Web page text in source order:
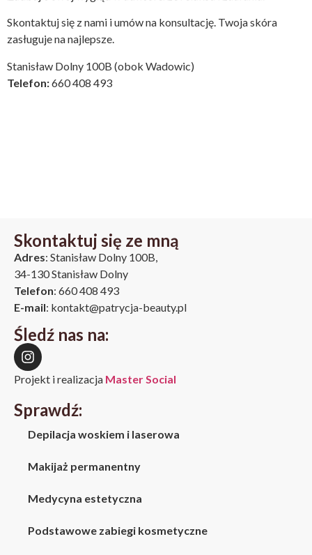
Skontaktuj się z nami i umów na konsultację. Twoja skóra
zasługuje na najlepsze.
Stanisław Dolny 100B (obok Wadowic)
Telefon:660 408 493
Skontaktuj się ze mną
Adres: Stanisław Dolny 100B,
34-130 Stanisław Dolny
Telefon: 660 408 493
E-mail: kontakt@patrycja-beauty.pl
Śledź nas na:
Projekt i realizacja Master Social
Sprawdź:
Depilacja woskiem i laserowa
Makijaż permanentny
Medycyna estetyczna
Podstawowe zabiegi kosmetyczne